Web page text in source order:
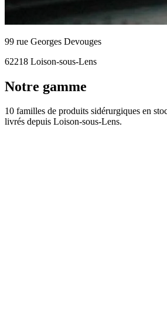
99 rue Georges Devouges
62218 Loison-sous-Lens
Notre gamme
10 familles de produits sidérurgiques en
livrés depuis Loison-sous-Lens.